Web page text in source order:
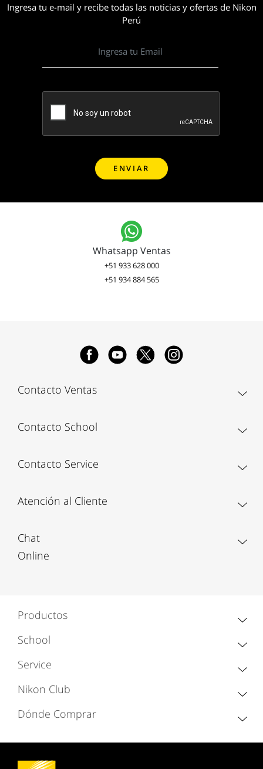
Ingresa tu e-mail y recibe todas las noticias y ofertas de Nikon
Perú
Whatsapp Ventas
+51 933 628 000
+51 934 884 565
Contacto Ventas
Contacto School
Contacto Service
Atención al Cliente
Chat
Online
Productos
School
Service
Nikon Club
Dónde Comprar